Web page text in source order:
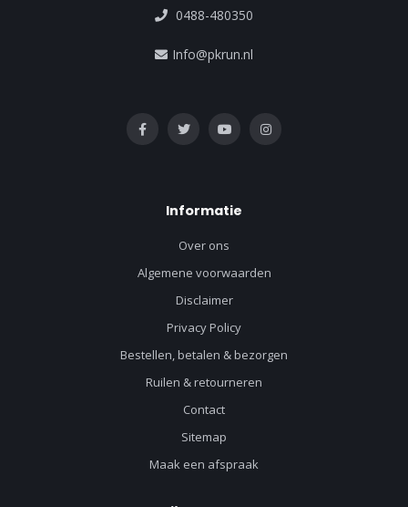
0488-480350
Info@pkrun.nl
Informatie
Over ons
Algemene voorwaarden
Disclaimer
Privacy Policy
Bestellen, betalen & bezorgen
Ruilen & retourneren
Contact
Sitemap
Maak een afspraak